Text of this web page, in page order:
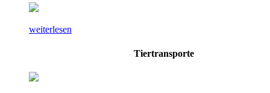
weiterlesen
Tiertransporte